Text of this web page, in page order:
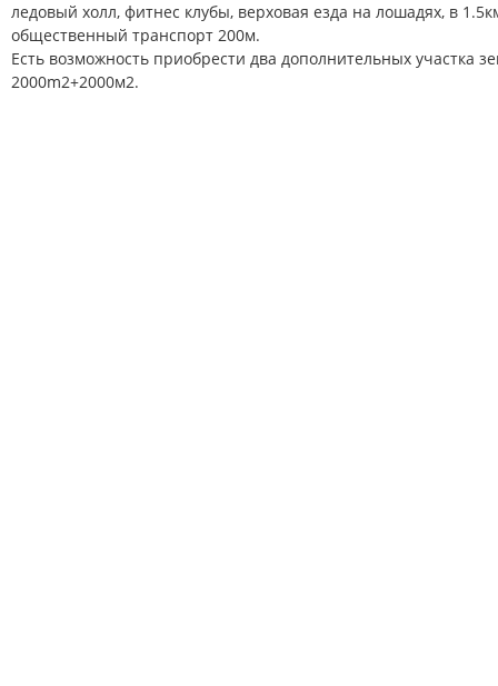
ледовый холл, фитнес клубы, верховая езда на лошадях, в
общественный транспорт 200м.
Есть возможность приобрести два дополнительных участка
2000m2+2000м2.